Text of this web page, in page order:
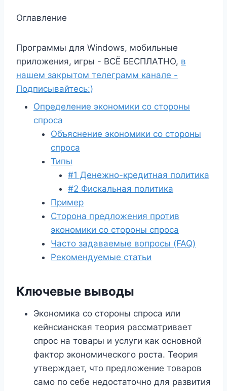
Оглавление
Программы для Windows, мобильные
приложения, игры - ВСЁ БЕСПЛАТНО, в
нашем закрытом телеграмм канале -
Подписывайтесь:)
Определение экономики со стороны
спроса
Объяснение экономики со стороны
спроса
Типы
#1 Денежно-кредитная политика
#2 Фискальная политика
Пример
Сторона предложения против
экономики со стороны спроса
Часто задаваемые вопросы (FAQ)
Рекомендуемые статьи
Ключевые выводы
Экономика со стороны спроса или
кейнсианская теория рассматривает
спрос на товары и услуги как основной
фактор экономического роста. Теория
утверждает, что предложение товаров
само по себе недостаточно для развития